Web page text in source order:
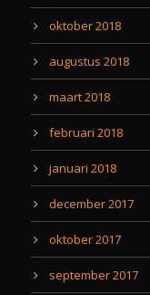
oktober 2018
augustus 2018
maart 2018
februari 2018
januari 2018
december 2017
oktober 2017
september 2017